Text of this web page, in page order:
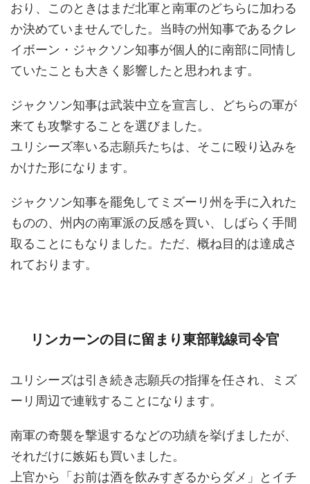
おり、このときはまだ北軍と南軍のどちらに加わる
か決めていませんでした。当時の州知事であるクレ
イボーン・ジャクソン知事が個人的に南部に同情し
ていたことも大きく影響したと思われます。
ジャクソン知事は武装中立を宣言し、どちらの軍が
来ても攻撃することを選びました。
ユリシーズ率いる志願兵たちは、そこに殴り込みを
かけた形になります。
ジャクソン知事を罷免してミズーリ州を手に入れた
ものの、州内の南軍派の反感を買い、しばらく手間
取ることにもなりました。ただ、概ね目的は達成さ
れております。
リンカーンの目に留まり東部戦線司令官
ユリシーズは引き続き志願兵の指揮を任され、ミズ
ーリ周辺で連戦することになります。
南軍の奇襲を撃退するなどの功績を挙げましたが、
それだけに嫉妬も買いました。
上官から「お前は酒を飲みすぎるからダメ」とイチ